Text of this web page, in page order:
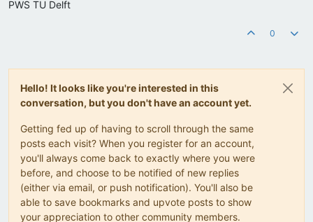
PWS TU Delft
0
Hello! It looks like you're interested in this
conversation, but you don't have an account yet.
Getting fed up of having to scroll through the same
posts each visit? When you register for an account,
you'll always come back to exactly where you were
before, and choose to be notified of new replies
(either via email, or push notification). You'll also be
able to save bookmarks and upvote posts to show
your appreciation to other community members.